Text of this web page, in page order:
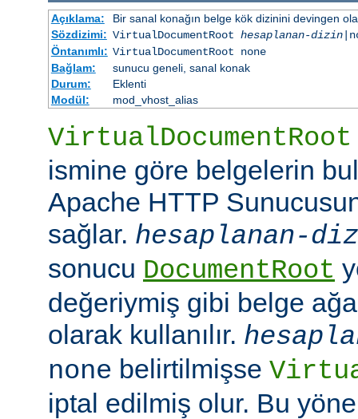
Açıklama:
Bir sanal konağın belge kök dizinini devingen
Sözdizimi: VirtualDocumentRoot hesaplanan-dizin
Öntanımlı: VirtualDocumentRoot none
Bağlam:
sunucu geneli, sanal konak
Durum:
Eklenti
Modül:
mod_vhost_alias
VirtualDocumentRoot
ismine göre belgelerin
Apache HTTP
sağlar. hesaplanan-
sonucu DocumentRoot
değeriymiş gibi belge
olarak kullanılır.
none belirtilmişse
iptal edilmiş olur. Bu